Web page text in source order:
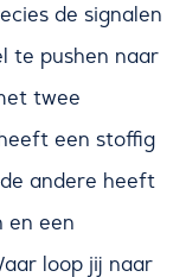
de signalen
te pushen naar
twee
een stoffig
andere heeft
en een
loop jij naar